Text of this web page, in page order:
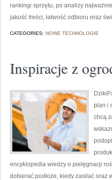
rankingi sprzętu, po analizy
jakość treści, łatwość odbioru oraz
CATEGORIES: NOWE TECHNOLOGIE
Inspiracje z
plan i
chcą
encyklopedia wiedzy o pielęgnacji
dobierać podłoże, kiedy zasilać oraz